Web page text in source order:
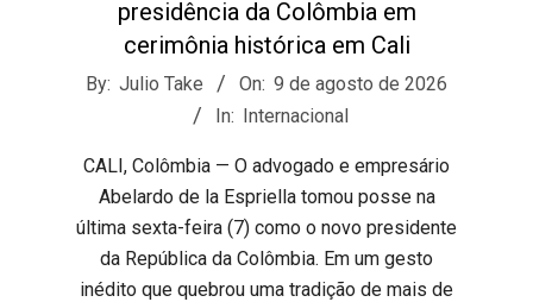
presidência da Colômbia em
cerimônia histórica em Cali
2026-
By: Julio Take On: 9 de agosto de 2026
In: Internacional
CALI, Colômbia — O advogado e empresário
Abelardo de la Espriella tomou posse na
última sexta-feira (7) como o novo presidente
da República da Colômbia. Em um gesto
inédito que quebrou uma tradição de mais de